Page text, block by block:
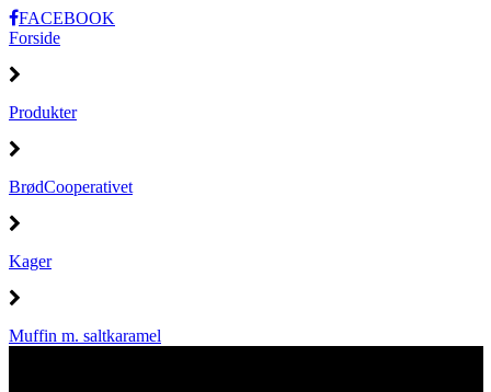
FACEBOOK
Forside
Produkter
BrødCooperativet
Kager
Muffin m. saltkaramel